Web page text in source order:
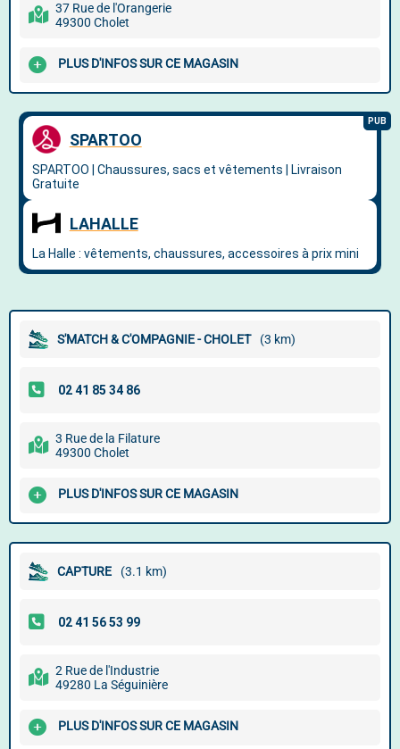
37 Rue de l'Orangerie
49300 Cholet
PLUS D'INFOS SUR CE MAGASIN
S'MATCH & C'OMPAGNIE - CHOLET (3 km)
3 Rue de la Filature
49300 Cholet
PLUS D'INFOS SUR CE MAGASIN
CAPTURE (3.1 km)
2 Rue de l'Industrie
49280 La Séguinière
PLUS D'INFOS SUR CE MAGASIN